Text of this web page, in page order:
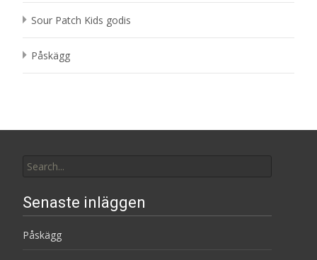
Sour Patch Kids godis
Påskägg
for:
Senaste inläggen
Påskägg